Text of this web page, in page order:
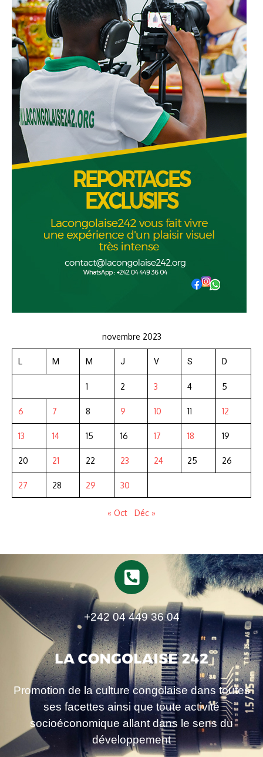
novembre 2023
L M M J V S D
1 2 3 4 5
6 7 8 9 10 11 12
13 14 15 16 17 18 19
20 21 22 23 24 25 26
27 28 29 30
« Oct Déc »
+242 04 449 36 04
Promotion de la culture congolaise dans toutes
ses facettes ainsi que toute activité
socioéconomique allant dans le sens du
développement